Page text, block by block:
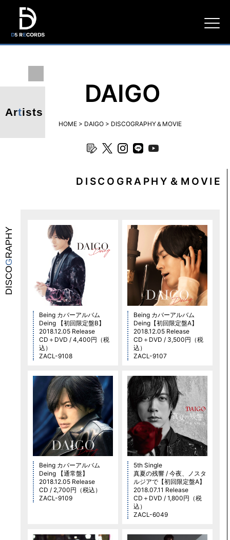
D5
Artists
DAIGO
HOME> DAIGO> DISCOGRAPHY＆MOVIE
DISCOGRAPHY＆MOVIE
DISCO
G
RAPHY
Being カバーアルバム
Deing 【初回限定盤B】
2018.12.05 Release
CD＋DVD / 4,400円（税
込）
ZACL-9108
Being カバーアルバム
Deing【初回限定盤A】
2018.12.05 Release
CD＋DVD / 3,500円（税
込）
ZACL-9107
Being カバーアルバム
Deing 【通常盤】
2018.12.05 Release
CD / 2,700円（税込）
ZACL-9109
5th Single
真夏の残響 / 今夜、ノスタ
ルジアで【初回限定盤A】
2018.07.11 Release
CD＋DVD / 1,800円（税
込）
ZACL-6049